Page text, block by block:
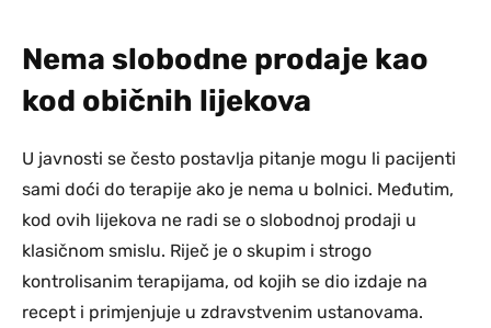
Nema slobodne prodaje kao
kod običnih lijekova
U javnosti se često postavlja pitanje mogu li pacijenti
sami doći do terapije ako je nema u bolnici. Međutim,
kod ovih lijekova ne radi se o slobodnoj prodaji u
klasičnom smislu. Riječ je o skupim i strogo
kontrolisanim terapijama, od kojih se dio izdaje na
recept i primjenjuje u zdravstvenim ustanovama.